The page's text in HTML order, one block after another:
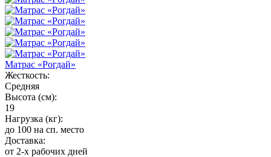
Матрас «Рогдай»
Жесткость:
Средняя
Высота (см):
19
Нагрузка (кг):
до 100 на сп. место
Доставка:
от 2-х рабочих дней